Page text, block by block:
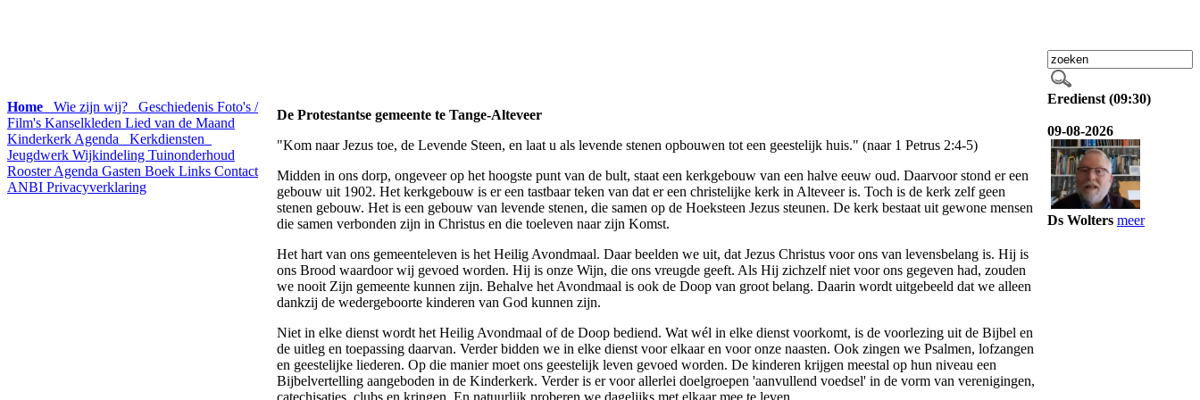
Home Wie zijn wij? Geschiedenis Foto's /
Film's Kanselkleden Lied van de Maand
Kinderkerk Agenda
Kerkdiensten
Jeugdwerk Wijkindeling Tuinonderhoud
RoosterAgenda Gasten Boek Links Contact
ANBI Privacyverklaring
De Protestantse gemeente te Tange-Alteveer
"Kom naar Jezus toe, de Levende Steen, en laat u als levende stenen opbouwen tot een geestelijk huis." (naar 1 Petrus 2:4-5)
Midden in ons dorp, ongeveer op het hoogste punt van de bult, staat een kerkgebouw van een halve eeuw oud. Daarvoor stond er een
gebouw uit 1902. Het kerkgebouw is er een tastbaar teken van dat er een christelijke kerk in Alteveer is. Toch is de kerk zelf geen
stenen gebouw. Het is een gebouw van levende stenen, die samen op de Hoeksteen Jezus steunen. De kerk bestaat uit gewone mensen
die samen verbonden zijn in Christus en die toeleven naar zijn Komst.
Het hart van ons gemeenteleven is het Heilig Avondmaal. Daar beelden we uit, dat Jezus Christus voor ons van levensbelang is. Hij is
ons Brood waardoor wij gevoed worden. Hij is onze Wijn, die ons vreugde geeft. Als Hij zichzelf niet voor ons gegeven had, zouden
we nooit Zijn gemeente kunnen zijn. Behalve het Avondmaal is ook de Doop van groot belang. Daarin wordt uitgebeeld dat we alleen
dankzij de wedergeboorte kinderen van God kunnen zijn.
Niet in elke dienst wordt het Heilig Avondmaal of de Doop bediend. Wat wél in elke dienst voorkomt, is de voorlezing uit de Bijbel en
de uitleg en toepassing daarvan. Verder bidden we in elke dienst voor elkaar en voor onze naasten. Ook zingen we Psalmen, lofzangen
en geestelijke liederen. Op die manier moet ons geestelijk leven gevoed worden. De kinderen krijgen meestal op hun niveau een
Bijbelvertelling aangeboden in de Kinderkerk. Verder is er voor allerlei doelgroepen 'aanvullend voedsel' in de vorm van verenigingen,
catechisaties, clubs en kringen. En natuurlijk proberen we dagelijks met elkaar mee te leven.
Eredienst (09:30)
09-08-2026
Ds Wolters meer